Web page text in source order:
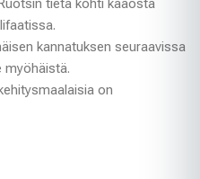
tietä kohti kaaosta
kannatuksen seuraavissa
myöhäistä.
on